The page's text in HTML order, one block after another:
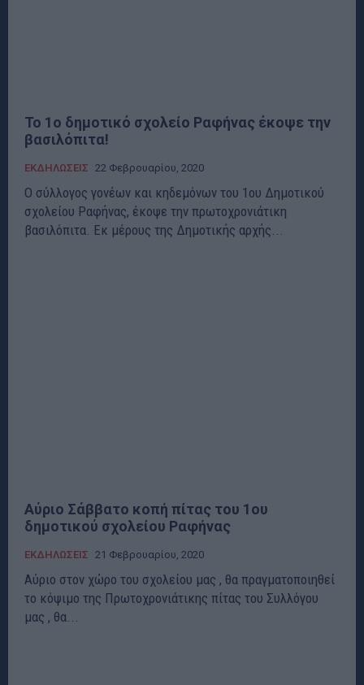
Το 1ο δημοτικό σχολείο Ραφήνας έκοψε την
βασιλόπιτα!
ΕΚΔΗΛΩΣΕΙΣ 22 Φεβρουαρίου, 2020
Ο σύλλογος γονέων και κηδεμόνων του 1ου Δημοτικού
σχολείου Ραφήνας, έκοψε την πρωτοχρονιάτικη
βασιλόπιτα. Εκ μέρους της Δημοτικής αρχής...
Αύριο Σάββατο κοπή πίτας του 1ου
δημοτικού σχολείου Ραφήνας
ΕΚΔΗΛΩΣΕΙΣ 21 Φεβρουαρίου, 2020
Αύριο στον χώρο του σχολείου μας , θα πραγματοποιηθεί
το κόψιμο της Πρωτοχρονιάτικης πίτας του Συλλόγου
μας , θα...